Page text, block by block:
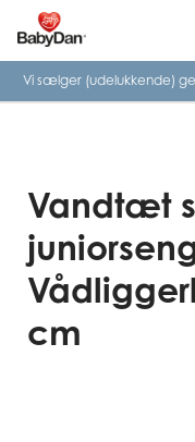
Vi sælger (udelukkende)
Vandtæt
cm